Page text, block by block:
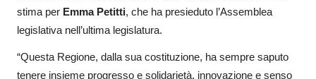
stima per Emma Petitti, che ha presieduto l’Assemblea
legislativa nell’ultima legislatura.
“Questa Regione, dalla sua costituzione, ha sempre saputo
tenere insieme progresso e solidarietà, innovazione e senso